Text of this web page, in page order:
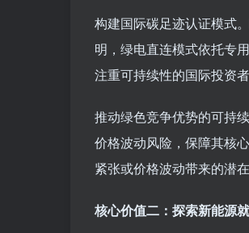
构建国际碳足迹认证模式
明，绿电直连模式依托专
注重可持续性的国际投资者
推动绿色竞争优势的可持
价格波动风险，保障其核
紧张或价格波动带来的潜在
核心价值二：探索新能源